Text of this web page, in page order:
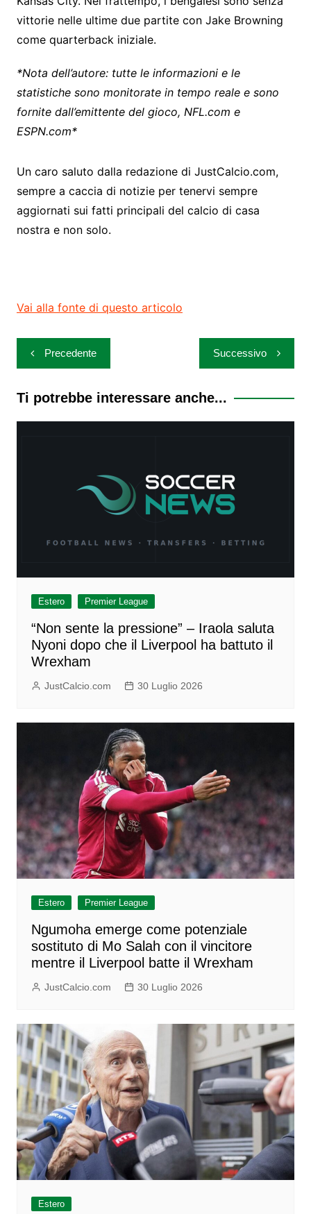
vittorie nelle ultime due partite con Jake Browning
come quarterback iniziale.
*Nota dell’autore: tutte le informazioni e le
statistiche sono monitorate in tempo reale e sono
fornite dall’emittente del gioco, NFL.com e
ESPN.com*
Un caro saluto dalla redazione di JustCalcio.com,
sempre a caccia di notizie per tenervi sempre
aggiornati sui fatti principali del calcio di casa
nostra e non solo.
Vai alla fonte di questo articolo
Navigazione
articoli
Precedente Successivo
Ti potrebbe interessare anche...
Estero Premier League
“Non sente la pressione” – Iraola saluta
Nyoni dopo che il Liverpool ha battuto il
Wrexham
JustCalcio.com 30 Luglio 2026
Estero Premier League
Ngumoha emerge come potenziale
sostituto di Mo Salah con il vincitore
mentre il Liverpool batte il Wrexham
JustCalcio.com 30 Luglio 2026
Estero